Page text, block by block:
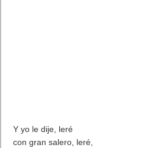
Y yo le dije, leré
con gran salero, leré,